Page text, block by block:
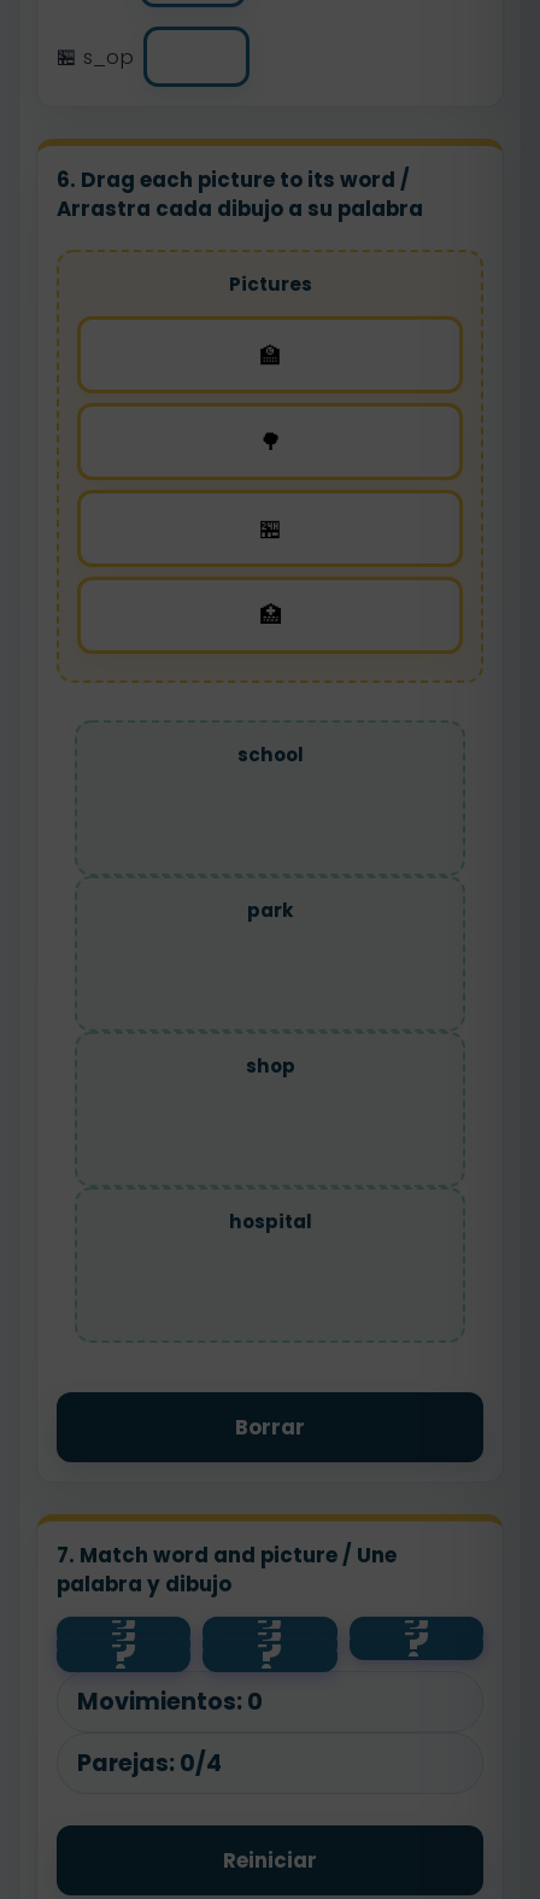
🏪 s_op
6. Drag each picture to its word /
Arrastra cada dibujo a su palabra
Pictures
🏫
🌳
🏪
🏥
school
park
shop
hospital
Borrar
7. Match word and picture / Une
palabra y dibujo
?
🌳 ?
hospital ?
park
?
shop ?
🏫 ?
🏥
?
🏪 ?
school
Movimientos: 0
Parejas: 0/4
Reiniciar